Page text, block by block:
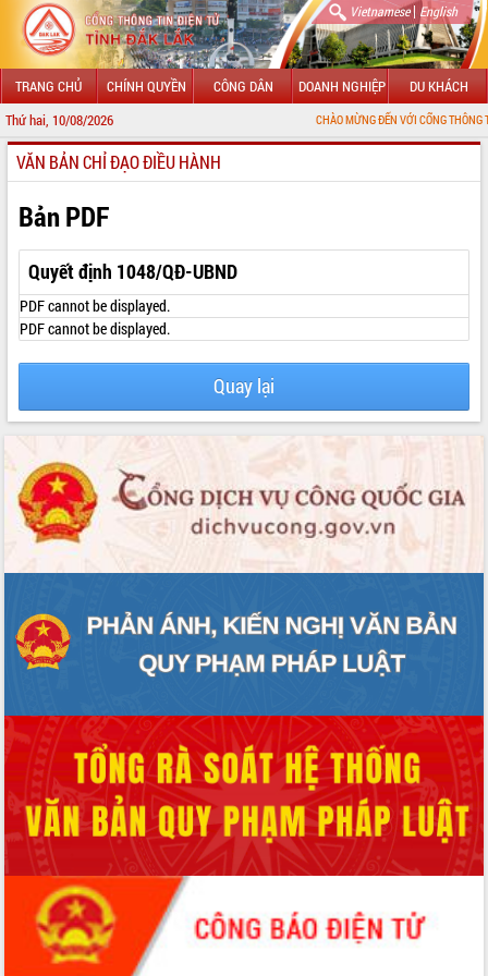
Vietnamese| English
TRANG CHỦ CHÍNH QUYỀN CÔNG DÂN DOANH NGHIỆP DU KHÁCH
Thứ hai, 10/08/2026 CHÀO MỪNG ĐẾN VỚI CỔNG THÔNG TIN ĐIỆN
GIỚI THIỆU
LÃNH ĐẠO UBND TỈNH
TIN TỨC SỰ KIỆN
SỞ, BAN, NGÀNH
UBND CÁC XÃ, PHƯỜNG
HỆ THỐNG VĂN BẢN
VĂN BẢN HĐND TỈNH
ĐIỂM TIN VĂN BẢN
QUY HOẠCH - KẾ HOẠCH
VĂN BẢN CHỈ ĐẠO ĐIỀU HÀNH
Bản PDF
Quyết định 1048/QĐ-UBND
PDF cannot be displayed.
PDF cannot be displayed.
Quay lại